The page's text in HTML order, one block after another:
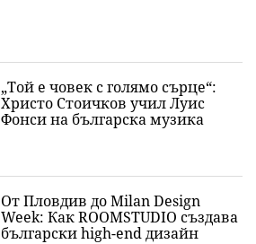
„Той е човек с голямо сърце“:
Христо Стоичков учил Луис
Фонси на българска музика
От Пловдив до Milan Design
Week: Как ROOMSTUDIO създава
български high-end дизайн